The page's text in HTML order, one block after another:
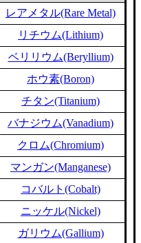
レアメタル(Rare Metal)
リチウム(Lithium)
ベリリウム(Beryllium)
ホウ素(Boron)
チタン(Titanium)
バナジウム(Vanadium)
クロム(Chromium)
マンガン(Manganese)
コバルト(Cobalt)
ニッケル(Nickel)
ガリウム(Gallium)